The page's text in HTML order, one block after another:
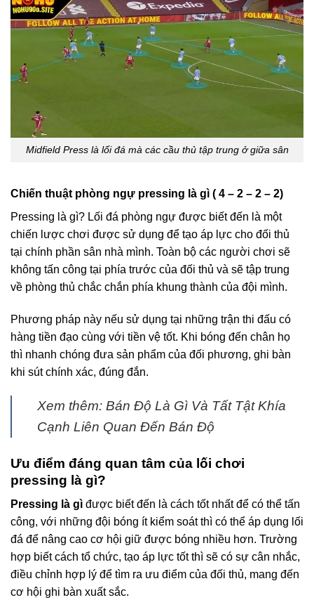
Midfield Press là lối đá mà các cầu thủ tập trung ở giữa sân
Chiến thuật phòng ngự pressing là gì ( 4 – 2 – 2 – 2)
Pressing là gì? Lối đá phòng ngự được biết đến là một
chiến lược chơi được sử dụng để tạo áp lực cho đối thủ
tại chính phần sân nhà mình. Toàn bộ các người chơi sẽ
không tấn công tại phía trước của đối thủ và sẽ tập trung
về phòng thủ chắc chắn phía khung thành của đội mình.
Phương pháp này nếu sử dụng tại những trận thi đấu có
hàng tiền đạo cùng với tiền vệ tốt. Khi bóng đến chân họ
thì nhanh chóng đưa sản phẩm của đối phương, ghi bàn
khi sút chính xác, đúng đắn.
Xem thêm: Bán Độ Là Gì Và Tất Tật Khía
Cạnh Liên Quan Đến Bán Độ
Ưu điểm đáng quan tâm của lối chơi
pressing là gì?
Pressing là gì được biết đến là cách tốt nhất để có thể tấn
công, với những đội bóng ít kiểm soát thì có thể áp dụng lối
đá để nâng cao cơ hội giữ được bóng nhiều hơn. Trường
hợp biết cách tổ chức, tạo áp lực tốt thì sẽ có sự cân nhắc,
điều chỉnh hợp lý để tìm ra ưu điểm của đối thủ, mang đến
cơ hội ghi bàn xuất sắc.